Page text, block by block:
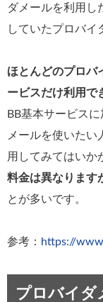
ダメールを利用し
していたプロバイ
ほとんどのプロバ
ービスだけ利用で
BB基本サービス
メールを使いた
用してみてはいか
料金は異なります
とが多いです。
参考： https://
プロバイダ